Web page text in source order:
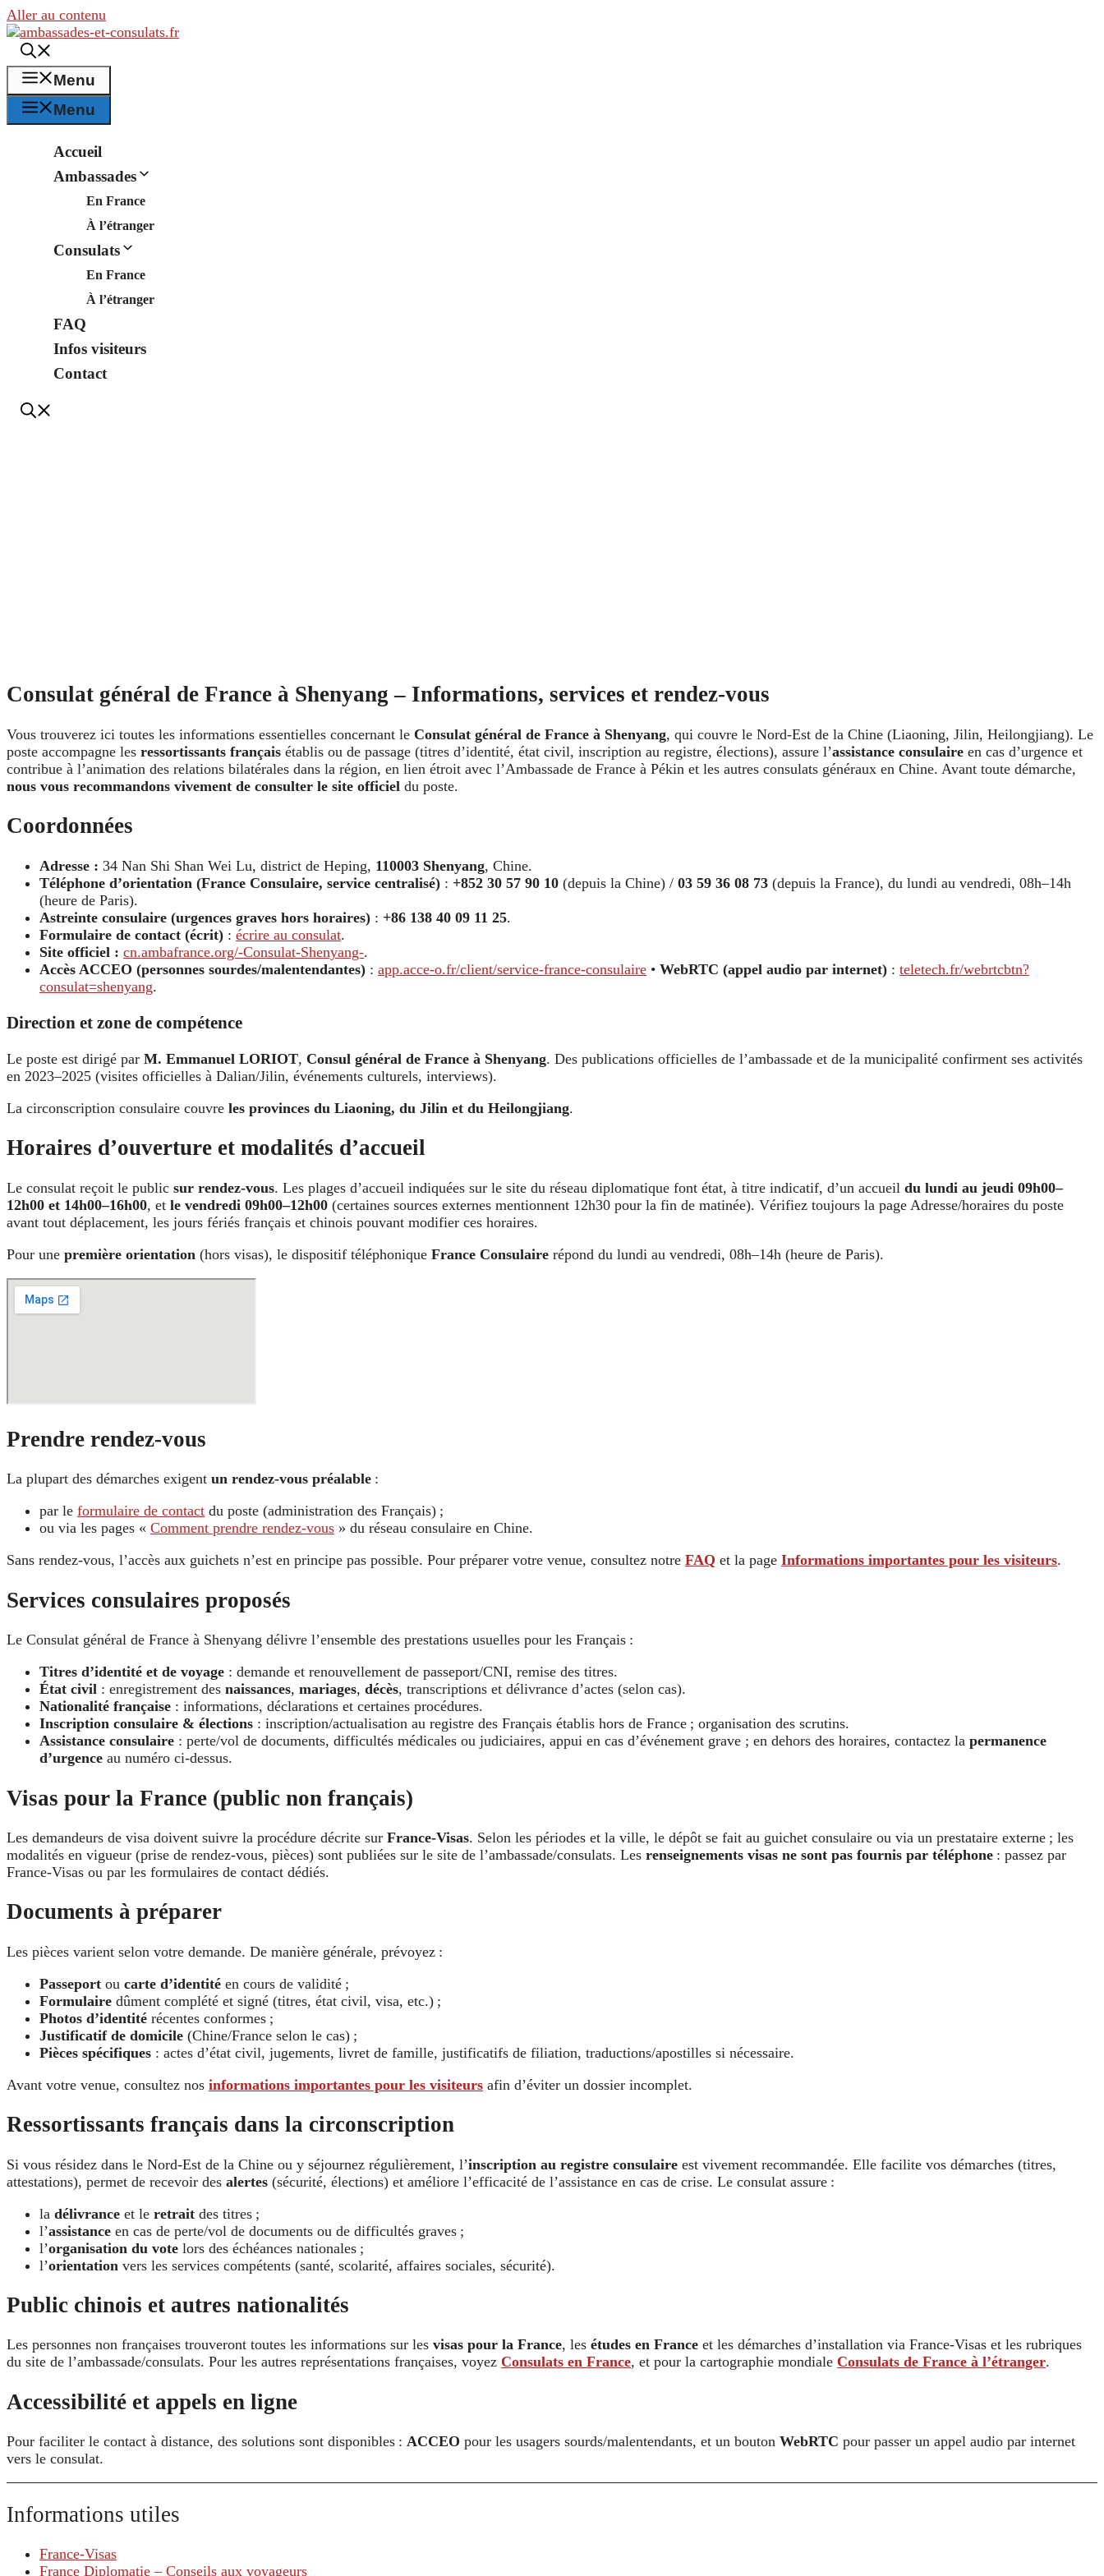
Aller au contenu
Menu
Menu
Accueil
Ambassades
En France
À l’étranger
Consulats
En France
À l’étranger
FAQ
Infos visiteurs
Contact
Consulat général de France à Shenyang – Informations, services et rendez-vous
Vous trouverez ici toutes les informations essentielles concernant le Consulat général de France à Shenyang, qui couvre le Nord-Est de la Chine (Liaoning, Jilin, Heilongjiang). Le
poste accompagne les ressortissants français établis ou de passage (titres d’identité, état civil, inscription au registre, élections), assure l’assistance consulaire en cas d’urgence et
contribue à l’animation des relations bilatérales dans la région, en lien étroit avec l’Ambassade de France à Pékin et les autres consulats généraux en Chine. Avant toute démarche,
nous vous recommandons vivement de consulter le site officiel du poste.
Coordonnées
Adresse : 34 Nan Shi Shan Wei Lu, district de Heping, 110003 Shenyang, Chine.
Téléphone d’orientation (France Consulaire, service centralisé) : +852 30 57 90 10 (depuis la Chine) / 03 59 36 08 73 (depuis la France), du lundi au vendredi, 08h–14h
(heure de Paris).
Astreinte consulaire (urgences graves hors horaires) : +86 138 40 09 11 25.
Formulaire de contact (écrit) : écrire au consulat.
Site officiel : cn.ambafrance.org/-Consulat-Shenyang-.
Accès ACCEO (personnes sourdes/malentendantes) : app.acce-o.fr/client/service-france-consulaire • WebRTC (appel audio par internet) : teletech.fr/webrtcbtn?
consulat=shenyang.
Direction et zone de compétence
Le poste est dirigé par M. Emmanuel LORIOT, Consul général de France à Shenyang. Des publications officielles de l’ambassade et de la municipalité confirment ses activités
en 2023–2025 (visites officielles à Dalian/Jilin, événements culturels, interviews).
La circonscription consulaire couvre les provinces du Liaoning, du Jilin et du Heilongjiang.
Horaires d’ouverture et modalités d’accueil
Le consulat reçoit le public sur rendez-vous. Les plages d’accueil indiquées sur le site du réseau diplomatique font état, à titre indicatif, d’un accueil du lundi au jeudi 09h00–
12h00 et 14h00–16h00, et le vendredi 09h00–12h00 (certaines sources externes mentionnent 12h30 pour la fin de matinée). Vérifiez toujours la page Adresse/horaires du poste
avant tout déplacement, les jours fériés français et chinois pouvant modifier ces horaires.
Pour une première orientation (hors visas), le dispositif téléphonique France Consulaire répond du lundi au vendredi, 08h–14h (heure de Paris).
Prendre rendez-vous
La plupart des démarches exigent un rendez-vous préalable :
par le formulaire de contact du poste (administration des Français) ;
ou via les pages « Comment prendre rendez-vous » du réseau consulaire en Chine.
Sans rendez-vous, l’accès aux guichets n’est en principe pas possible. Pour préparer votre venue, consultez notre FAQ et la page Informations importantes pour les visiteurs.
Services consulaires proposés
Le Consulat général de France à Shenyang délivre l’ensemble des prestations usuelles pour les Français :
Titres d’identité et de voyage : demande et renouvellement de passeport/CNI, remise des titres.
État civil : enregistrement des naissances, mariages, décès, transcriptions et délivrance d’actes (selon cas).
Nationalité française : informations, déclarations et certaines procédures.
Inscription consulaire & élections : inscription/actualisation au registre des Français établis hors de France ; organisation des scrutins.
Assistance consulaire : perte/vol de documents, difficultés médicales ou judiciaires, appui en cas d’événement grave ; en dehors des horaires, contactez la permanence
d’urgence au numéro ci-dessus.
Visas pour la France (public non français)
Les demandeurs de visa doivent suivre la procédure décrite sur France-Visas. Selon les périodes et la ville, le dépôt se fait au guichet consulaire ou via un prestataire externe ; les
modalités en vigueur (prise de rendez-vous, pièces) sont publiées sur le site de l’ambassade/consulats. Les renseignements visas ne sont pas fournis par téléphone : passez par
France-Visas ou par les formulaires de contact dédiés.
Documents à préparer
Les pièces varient selon votre demande. De manière générale, prévoyez :
Passeport ou carte d’identité en cours de validité ;
Formulaire dûment complété et signé (titres, état civil, visa, etc.) ;
Photos d’identité récentes conformes ;
Justificatif de domicile (Chine/France selon le cas) ;
Pièces spécifiques : actes d’état civil, jugements, livret de famille, justificatifs de filiation, traductions/apostilles si nécessaire.
Avant votre venue, consultez nos informations importantes pour les visiteurs afin d’éviter un dossier incomplet.
Ressortissants français dans la circonscription
Si vous résidez dans le Nord-Est de la Chine ou y séjournez régulièrement, l’inscription au registre consulaire est vivement recommandée. Elle facilite vos démarches (titres,
attestations), permet de recevoir des alertes (sécurité, élections) et améliore l’efficacité de l’assistance en cas de crise. Le consulat assure :
la délivrance et le retrait des titres ;
l’assistance en cas de perte/vol de documents ou de difficultés graves ;
l’organisation du vote lors des échéances nationales ;
l’orientation vers les services compétents (santé, scolarité, affaires sociales, sécurité).
Public chinois et autres nationalités
Les personnes non françaises trouveront toutes les informations sur les visas pour la France, les études en France et les démarches d’installation via France-Visas et les rubriques
du site de l’ambassade/consulats. Pour les autres représentations françaises, voyez Consulats en France, et pour la cartographie mondiale Consulats de France à l’étranger.
Accessibilité et appels en ligne
Pour faciliter le contact à distance, des solutions sont disponibles : ACCEO pour les usagers sourds/malentendants, et un bouton WebRTC pour passer un appel audio par internet
vers le consulat.
Informations utiles
France-Visas
France Diplomatie – Conseils aux voyageurs